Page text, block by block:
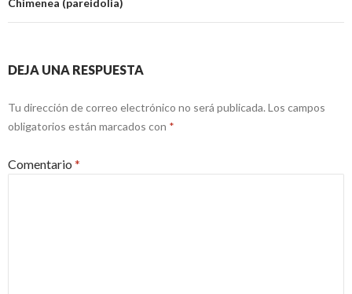
Chimenea (pareidolia)
DEJA UNA RESPUESTA
Tu dirección de correo electrónico no será publicada. Los campos
obligatorios están marcados con *
Comentario *